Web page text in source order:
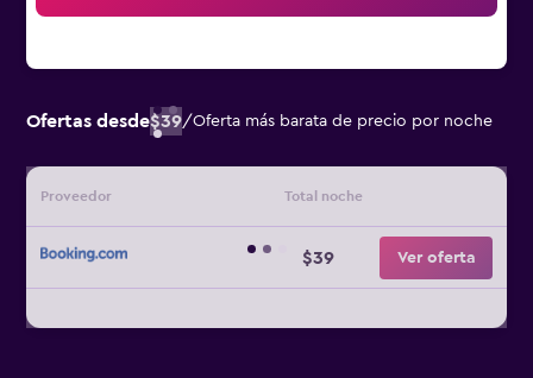
Ofertas desde$39/Oferta más barata de precio por noche
Proveedor Total noche
$39 Ver oferta